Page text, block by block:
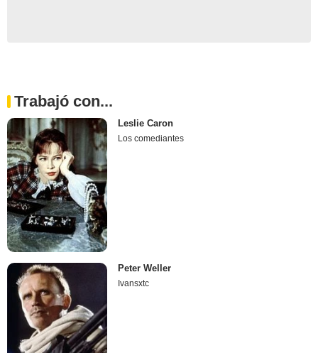
Trabajó con...
Leslie Caron
Los comediantes
Peter Weller
Ivansxtc